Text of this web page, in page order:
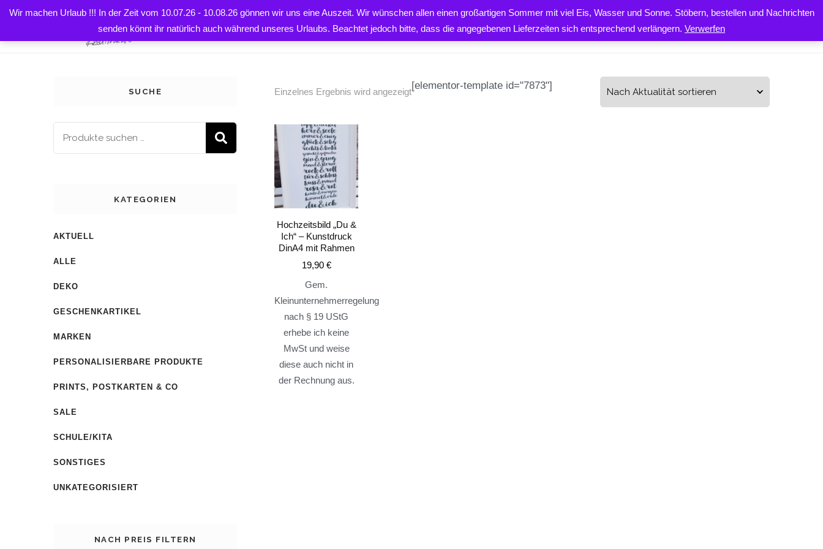
Wir machen Urlaub !!! In der Zeit vom 10.07.26 - 10.08.26 gönnen wir uns eine Auszeit. Wir wünschen allen einen großartigen Sommer mit viel Eis, Wasser und Sonne. Stöbern, bestellen und Nachrichten
senden könnt ihr natürlich auch während unseres Urlaubs. Beachtet jedoch bitte, dass die angegebenen Lieferzeiten sich entsprechend verlängern. Verwerfen
HOME PRODUKTE ÜBER UNS KONTAKT
[elementor-template id="7873"]
Einzelnes Ergebnis wird angezeigt
Hochzeitsbild „Du &
Ich“ – Kunstdruck
DinA4 mit Rahmen
19,90 €
Gem.
Kleinunternehmerregelung
nach § 19 UStG
erhebe ich keine
MwSt und weise
diese auch nicht in
der Rechnung aus.
SUCHE
SUCHEN
KATEGORIEN
AKTUELL
ALLE
DEKO
GESCHENKARTIKEL
MARKEN
PERSONALISIERBARE PRODUKTE
PRINTS, POSTKARTEN & CO
SALE
SCHULE/KITA
SONSTIGES
UNKATEGORISIERT
NACH PREIS FILTERN